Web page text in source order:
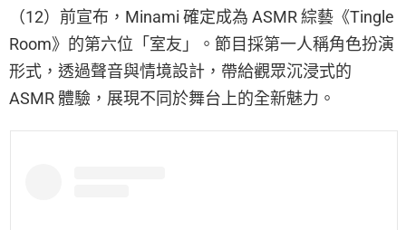
（12）前宣布，Minami 確定成為 ASMR 綜藝《Tingle
Room》的第六位「室友」。節目採第一人稱角色扮演
形式，透過聲音與情境設計，帶給觀眾沉浸式的
ASMR 體驗，展現不同於舞台上的全新魅力。